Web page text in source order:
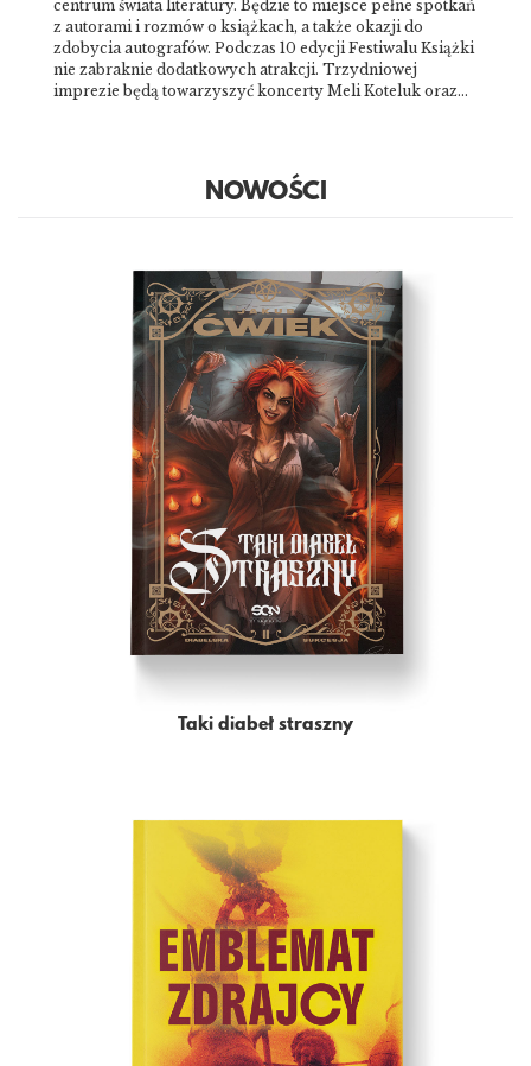
centrum świata literatury. Będzie to miejsce pełne spotkań
z autorami i rozmów o książkach, a także okazji do
zdobycia autografów. Podczas 10 edycji Festiwalu Książki
nie zabraknie dodatkowych atrakcji. Trzydniowej
imprezie będą towarzyszyć koncerty Meli Koteluk oraz…
NOWOŚCI
Taki diabeł straszny